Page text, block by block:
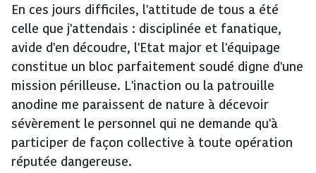
En ces jours difficiles, l'attitude de tous a été
celle que j'attendais : disciplinée et fanatique,
avide d'en découdre, l'Etat major et l'équipage
constitue un bloc parfaitement soudé digne d'une
mission périlleuse. L'inaction ou la patrouille
anodine me paraissent de nature à décevoir
sévèrement le personnel qui ne demande qu'à
participer de façon collective à toute opération
réputée dangereuse.